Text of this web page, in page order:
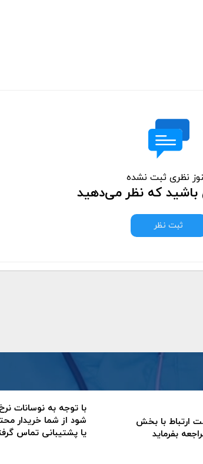
نظری ثبت نشده
باشید که نظر می‌دهید
ثبت نظر
ارتباط با بخش
بفرماید
با توجه به نوسانات
شود از شما خریدار
یا پشتیبانی تماس